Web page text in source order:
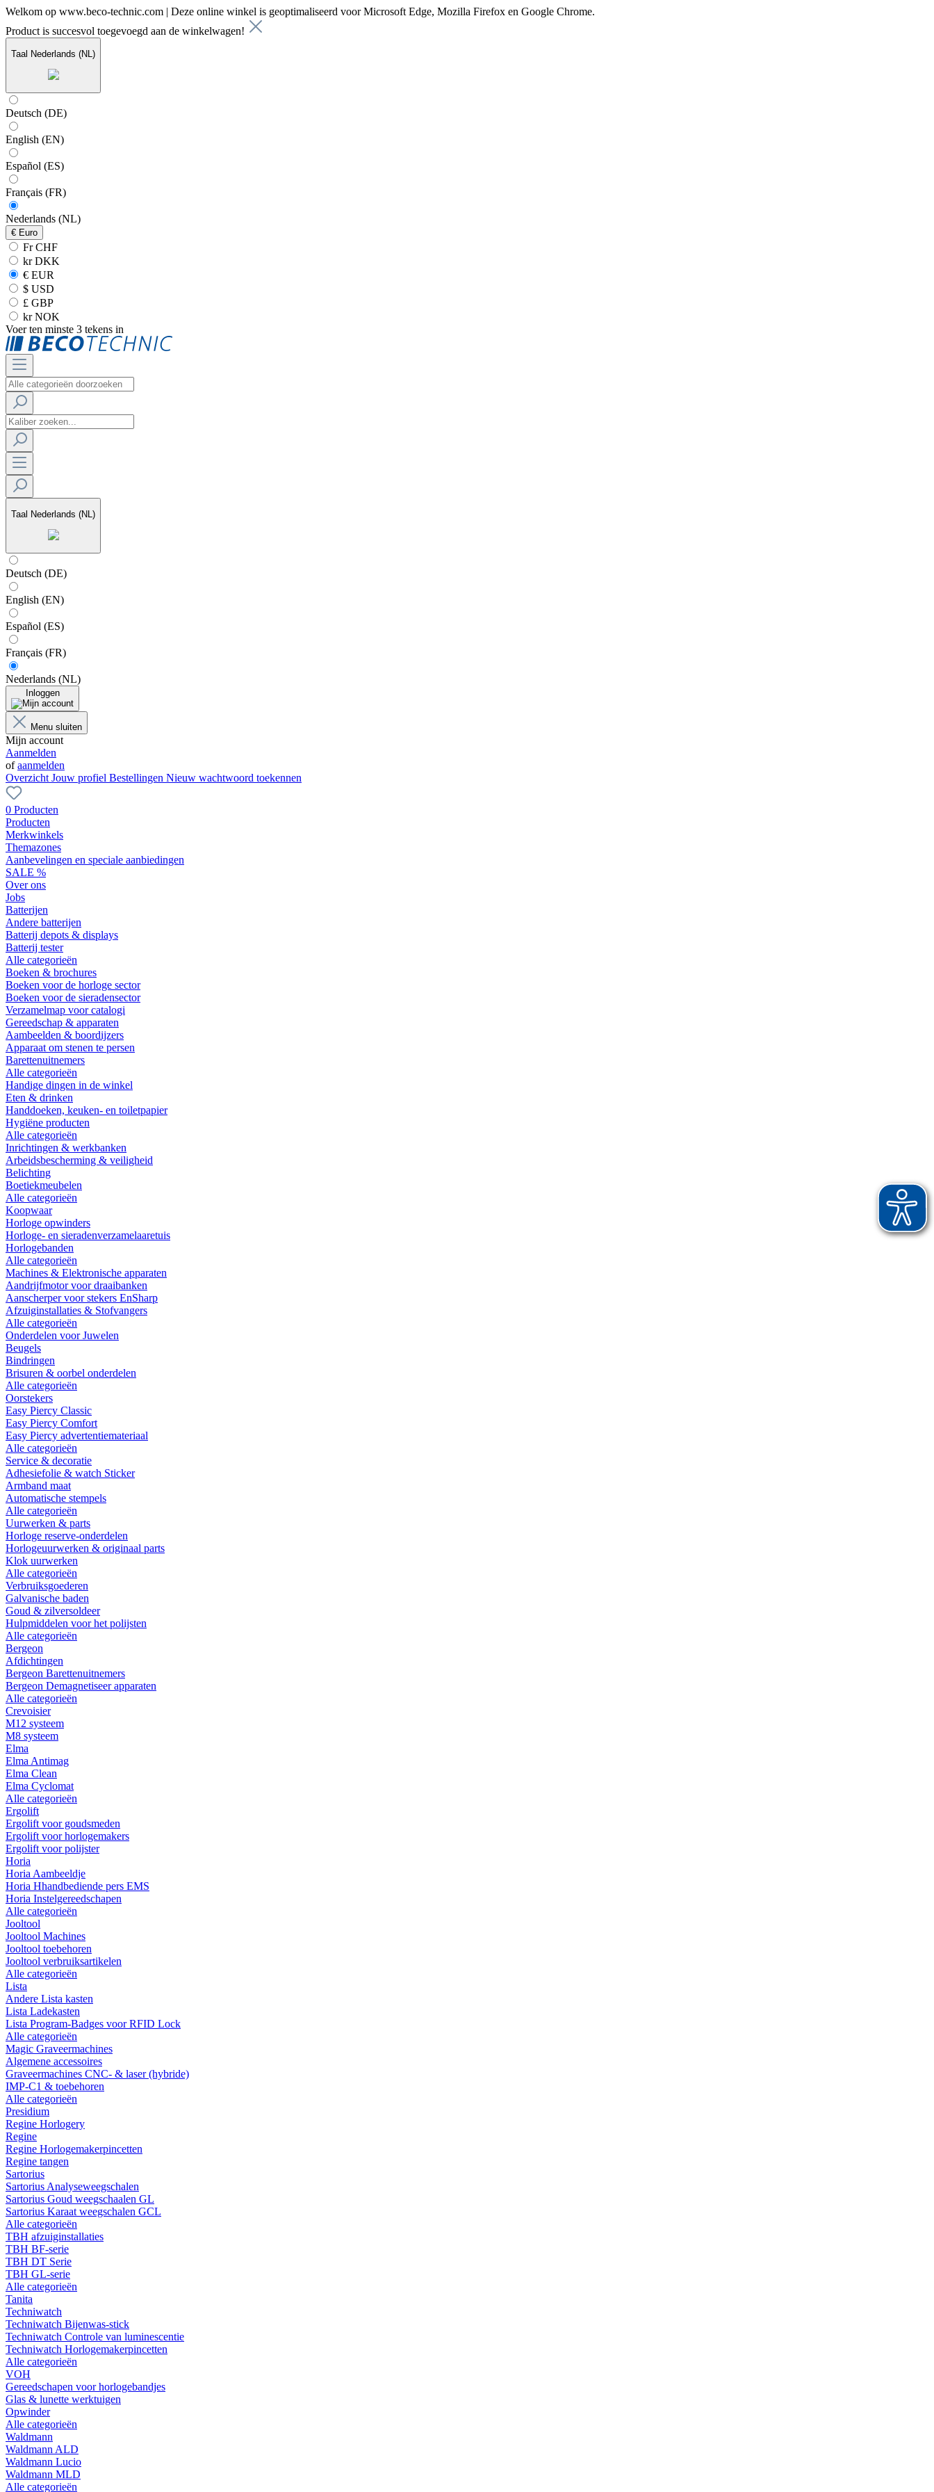
Welkom op www.beco-technic.com | Deze online winkel is geoptimaliseerd voor Microsoft Edge, Mozilla Firefox en Google Chrome.
Product is succesvol toegevoegd aan de winkelwagen!
Taal Nederlands (NL)
Deutsch (DE)
English (EN)
Español (ES)
Français (FR)
Nederlands (NL)
€ Euro
Fr CHF
kr DKK
€ EUR
$ USD
£ GBP
kr NOK
Voer ten minste 3 tekens in
Taal Nederlands (NL)
Deutsch (DE)
English (EN)
Español (ES)
Français (FR)
Nederlands (NL)
Inloggen
Menu sluiten
Mijn account
Aanmelden
ofaanmelden
Overzicht Jouw profiel Bestellingen Nieuw wachtwoord toekennen
0 Producten
Producten
Merkwinkels
Themazones
Aanbevelingen en speciale aanbiedingen
SALE %
Over ons
Jobs
Batterijen
Andere batterijen
Batterij depots & displays
Batterij tester
Alle categorieën
Boeken & brochures
Boeken voor de horloge sector
Boeken voor de sieradensector
Verzamelmap voor catalogi
Gereedschap & apparaten
Aambeelden & boordijzers
Apparaat om stenen te persen
Barettenuitnemers
Alle categorieën
Handige dingen in de winkel
Eten & drinken
Handdoeken, keuken- en toiletpapier
Hygiëne producten
Alle categorieën
Inrichtingen & werkbanken
Arbeidsbescherming & veiligheid
Belichting
Boetiekmeubelen
Alle categorieën
Koopwaar
Horloge opwinders
Horloge- en sieradenverzamelaaretuis
Horlogebanden
Alle categorieën
Machines & Elektronische apparaten
Aandrijfmotor voor draaibanken
Aanscherper voor stekers EnSharp
Afzuiginstallaties & Stofvangers
Alle categorieën
Onderdelen voor Juwelen
Beugels
Bindringen
Brisuren & oorbel onderdelen
Alle categorieën
Oorstekers
Easy Piercy Classic
Easy Piercy Comfort
Easy Piercy advertentiemateriaal
Alle categorieën
Service & decoratie
Adhesiefolie & watch Sticker
Armband maat
Automatische stempels
Alle categorieën
Uurwerken & parts
Horloge reserve-onderdelen
Horlogeuurwerken & originaal parts
Klok uurwerken
Alle categorieën
Verbruiksgoederen
Galvanische baden
Goud & zilversoldeer
Hulpmiddelen voor het polijsten
Alle categorieën
Bergeon
Afdichtingen
Bergeon Barettenuitnemers
Bergeon Demagnetiseer apparaten
Alle categorieën
Crevoisier
M12 systeem
M8 systeem
Elma
Elma Antimag
Elma Clean
Elma Cyclomat
Alle categorieën
Ergolift
Ergolift voor goudsmeden
Ergolift voor horlogemakers
Ergolift voor polijster
Horia
Horia Aambeeldje
Horia Hhandbediende pers EMS
Horia Instelgereedschapen
Alle categorieën
Jooltool
Jooltool Machines
Jooltool toebehoren
Jooltool verbruiksartikelen
Alle categorieën
Lista
Andere Lista kasten
Lista Ladekasten
Lista Program-Badges voor RFID Lock
Alle categorieën
Magic Graveermachines
Algemene accessoires
Graveermachines CNC- & laser (hybride)
IMP-C1 & toebehoren
Alle categorieën
Presidium
Regine Horlogery
Regine
Regine Horlogemakerpincetten
Regine tangen
Sartorius
Sartorius Analyseweegschalen
Sartorius Goud weegschaalen GL
Sartorius Karaat weegschalen GCL
Alle categorieën
TBH afzuiginstallaties
TBH BF-serie
TBH DT Serie
TBH GL-serie
Alle categorieën
Tanita
Techniwatch
Techniwatch Bijenwas-stick
Techniwatch Controle van luminescentie
Techniwatch Horlogemakerpincetten
Alle categorieën
VOH
Gereedschapen voor horlogebandjes
Glas & lunette werktuigen
Opwinder
Alle categorieën
Waldmann
Waldmann ALD
Waldmann Lucio
Waldmann MLD
Alle categorieën